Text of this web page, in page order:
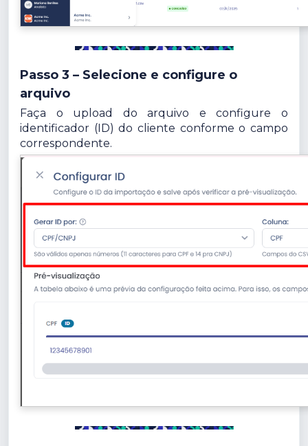
Passo 3 – Selecione e configure o
arquivo
Faça o upload do arquivo e configure o
identificador (ID) do cliente conforme o campo
correspondente.